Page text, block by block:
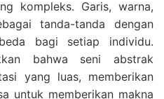
kompleks. Garis, warna,
tanda-tanda dengan
bagi setiap individu.
bahwa seni abstrak
yang luas, memberikan
untuk memberikan makna